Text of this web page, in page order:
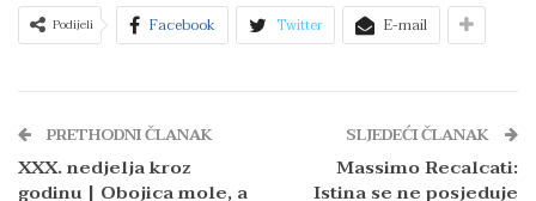
Podijeli Facebook Twitter E-mail
PRETHODNI ČLANAK
XXX. nedjelja kroz
godinu | Obojica mole, a
SLJEDEĆI ČLANAK
Massimo Recalcati:
Istina se ne posjeduje